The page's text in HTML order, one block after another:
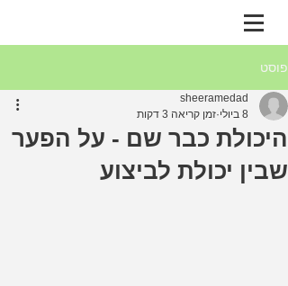
פוסט
היכולת כבר שם - על הפער
שבין יכולת לביצוע
sheeramedad
8 ביולי
זמן קריאה 3 דקות